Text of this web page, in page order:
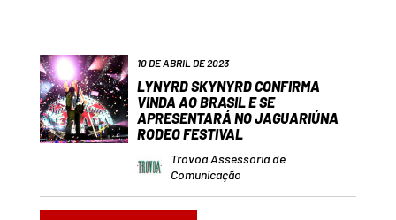
10 DE ABRIL DE 2023
LYNYRD SKYNYRD CONFIRMA
VINDA AO BRASIL E SE
APRESENTARÁ NO JAGUARIÚNA
RODEO FESTIVAL
Trovoa Assessoria de
Comunicação